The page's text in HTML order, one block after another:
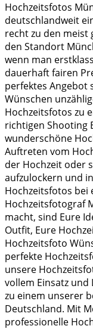
Hochzeitsfotos
deutschlandweit
recht zu den meist
den Standort
wenn man
dauerhaft fairen
perfektes Angebot
Wünschen
Hochzeitsfotos zu
richtigen Shooting
wunderschöne
Auftreten vom
der Hochzeit oder
aufzulockern und
Hochzeitsfotos bei
Hochzeitsfotograf
macht, sind Eure
Outfit, Eure
Hochzeitsfoto
perfekte
unsere
vollem Einsatz
zu einem unserer
Deutschland. Mit
professionelle